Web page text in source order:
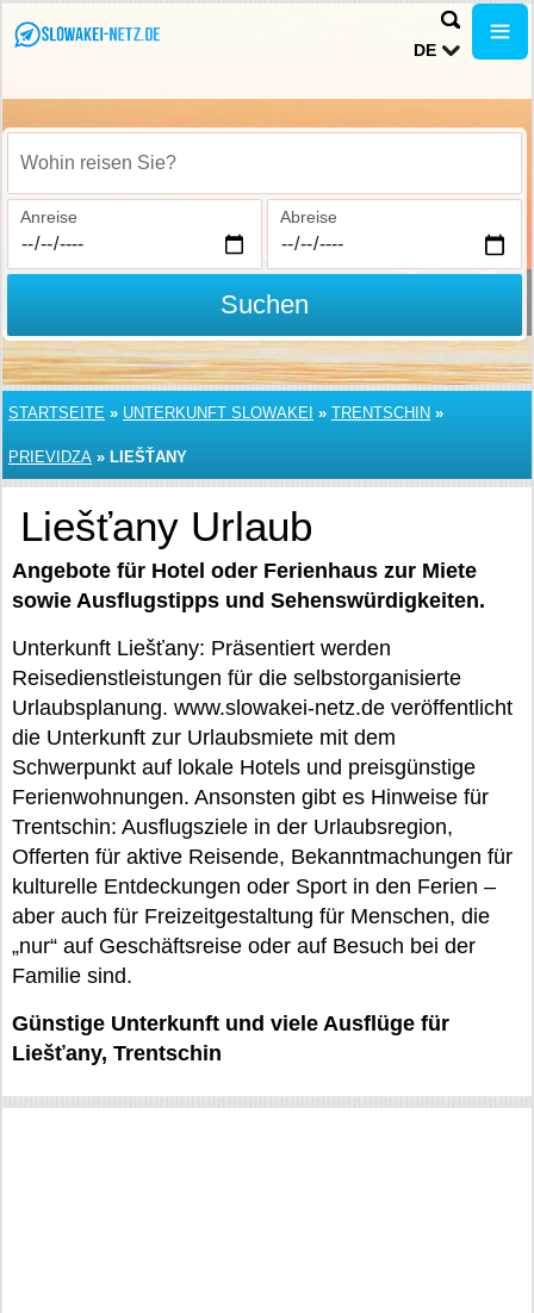
DE
Wohin reisen Sie?
Anreise Abreise
Suchen
STARTSEITE » UNTERKUNFT SLOWAKEI » TRENTSCHIN »
PRIEVIDZA » LIEŠŤANY
Liešťany Urlaub
Angebote für Hotel oder Ferienhaus zur Miete
sowie Ausflugstipps und Sehenswürdigkeiten.
Unterkunft Liešťany: Präsentiert werden
Reisedienstleistungen für die selbstorganisierte
Urlaubsplanung. www.slowakei-netz.de veröffentlicht
die Unterkunft zur Urlaubsmiete mit dem
Schwerpunkt auf lokale Hotels und preisgünstige
Ferienwohnungen. Ansonsten gibt es Hinweise für
Trentschin: Ausflugsziele in der Urlaubsregion,
Offerten für aktive Reisende, Bekanntmachungen für
kulturelle Entdeckungen oder Sport in den Ferien –
aber auch für Freizeitgestaltung für Menschen, die
„nur“ auf Geschäftsreise oder auf Besuch bei der
Familie sind.
Günstige Unterkunft und viele Ausflüge für
Liešťany, Trentschin